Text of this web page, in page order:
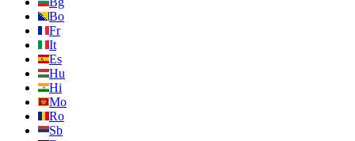
Bo
Fr
It
Es
Hu
Hi
Mo
Ro
Sb